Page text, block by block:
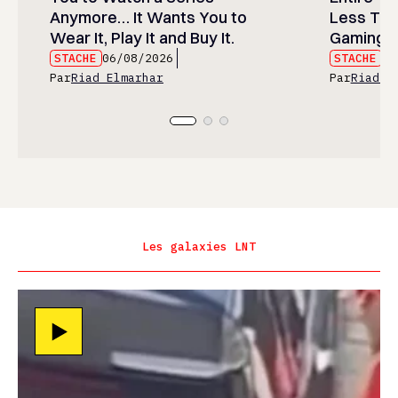
Anymore… It Wants You to
Wear It, Play It and Buy It.
STACHE 06/08/2026
ParRiad Elmarhar
Less
Gaming
STACHE
ParRiad
Les galaxies LNT